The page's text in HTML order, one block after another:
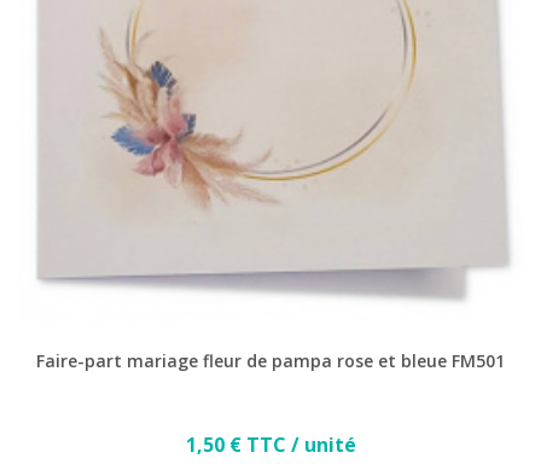
Faire-part mariage fleur de pampa rose et bleue FM501
Prix
1,50 € TTC / unité